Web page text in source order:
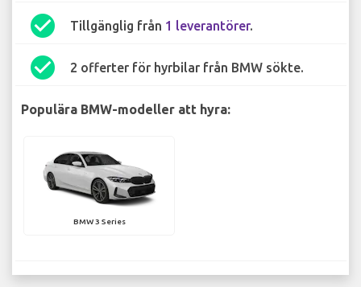
check_circle Tillgänglig från 1 leverantörer.
check_circle 2 offerter för hyrbilar från BMW sökte.
Populära BMW-modeller att hyra:
BMW 3 Series